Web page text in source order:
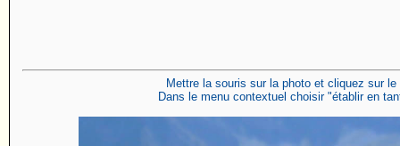
Mettre la souris sur la photo et cliquez sur
Dans le menu contextuel choisir "établir en